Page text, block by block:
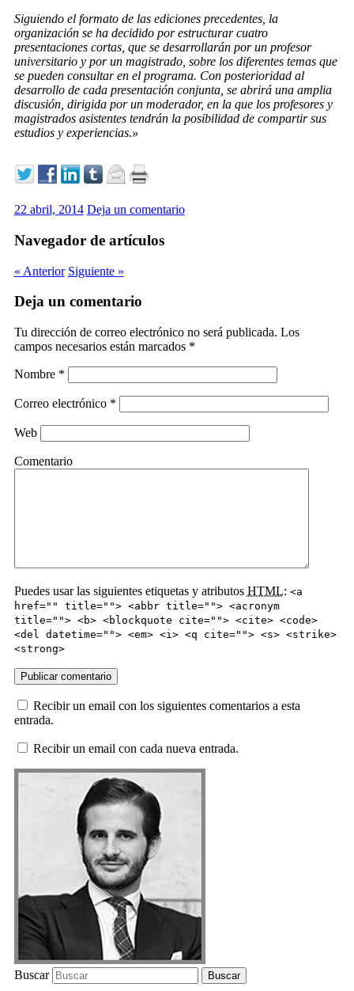
Siguiendo el formato de las ediciones precedentes, la
organización se ha decidido por estructurar cuatro
presentaciones cortas, que se desarrollarán por un profesor
universitario y por un magistrado, sobre los diferentes temas que
se pueden consultar en el programa. Con posterioridad al
desarrollo de cada presentación conjunta, se abrirá una amplia
discusión, dirigida por un moderador, en la que los profesores y
magistrados asistentes tendrán la posibilidad de compartir sus
estudios y experiencias.»
22 abril, 2014 Deja un comentario
Navegador de artículos
« Anterior Siguiente »
Deja un comentario
Tu dirección de correo electrónico no será publicada. Los
campos necesarios están marcados *
Nombre *
Correo electrónico *
Web
Comentario
Puedes usar las siguientes etiquetas y atributos HTML: <a
href="" title=""> <abbr title=""> <acronym
title=""> <b> <blockquote cite=""> <cite> <code>
<del datetime=""> <em> <i> <q cite=""> <s> <strike>
<strong>
Recibir un email con los siguientes comentarios a esta
entrada.
Recibir un email con cada nueva entrada.
Buscar